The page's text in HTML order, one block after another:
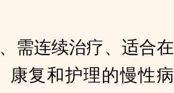
需连续治疗、适合在
康复和护理的慢性病